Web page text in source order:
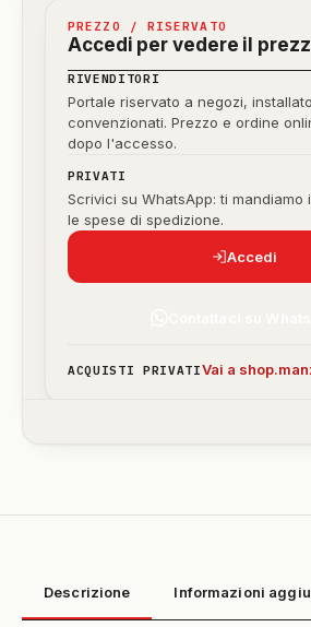
PREZZO / RISERVATO
Accedi per vedere il
RIVENDITORI
Portale riservato a negozi,
convenzionati. Prezzo e ordine
dopo l'accesso.
PRIVATI
Scrivici su WhatsApp: ti mandiamo
le spese di spedizione.
Accedi
ACQUISTI PRIVATIVai a
Descrizione Informazioni